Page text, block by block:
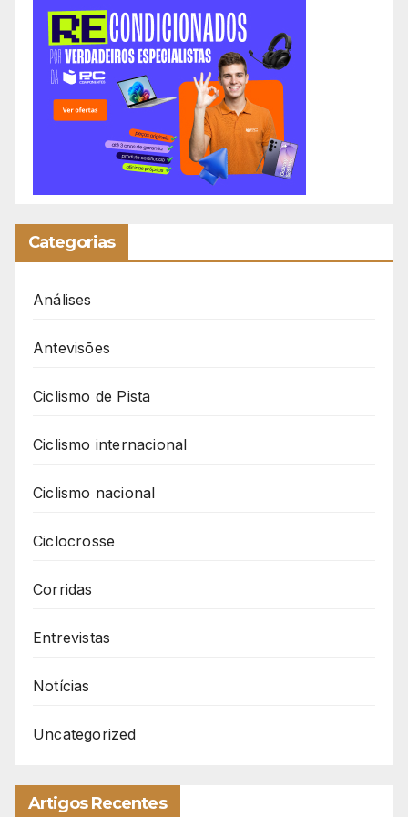
Categorias
Análises
Antevisões
Ciclismo de Pista
Ciclismo internacional
Ciclismo nacional
Ciclocrosse
Corridas
Entrevistas
Notícias
Uncategorized
Artigos Recentes